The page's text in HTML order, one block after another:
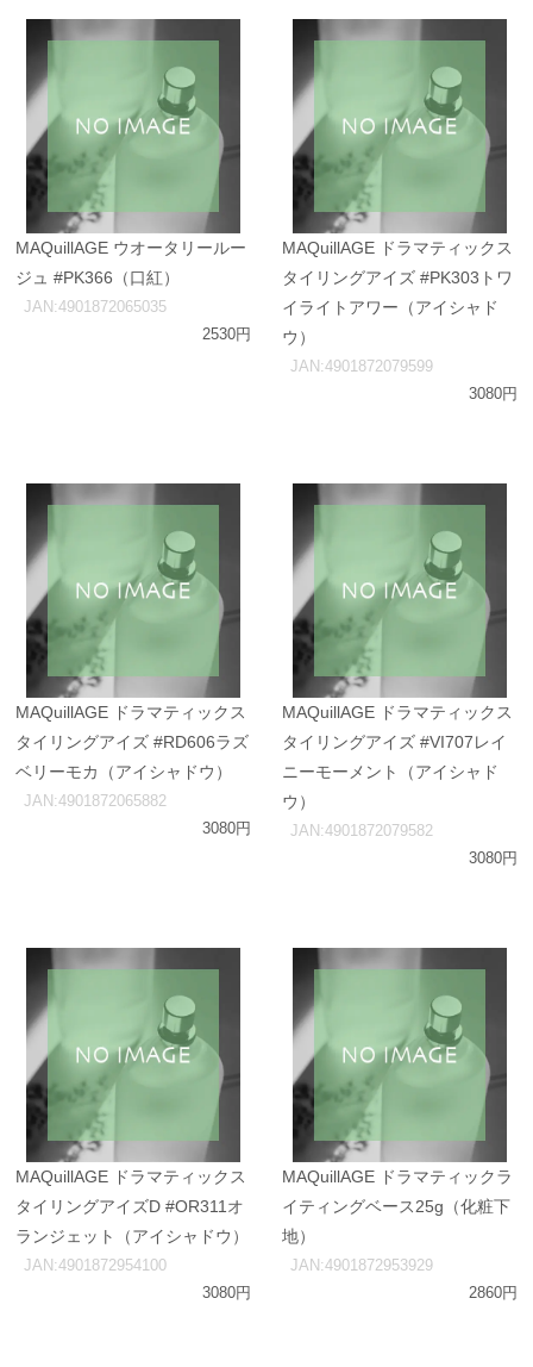
MAQuillAGE ウオータリールー
ジュ #PK366（口紅）
JAN:4901872065035
2530円
MAQuillAGE ドラマティックス
タイリングアイズ #PK303トワ
イライトアワー（アイシャド
ウ）
JAN:4901872079599
3080円
MAQuillAGE ドラマティックス
タイリングアイズ #RD606ラズ
ベリーモカ（アイシャドウ）
JAN:4901872065882
3080円
MAQuillAGE ドラマティックス
タイリングアイズ #VI707レイ
ニーモーメント（アイシャド
ウ）
JAN:4901872079582
3080円
MAQuillAGE ドラマティックス
タイリングアイズD #OR311オ
ランジェット（アイシャドウ）
JAN:4901872954100
3080円
MAQuillAGE ドラマティックラ
イティングベース25g（化粧下
地）
JAN:4901872953929
2860円